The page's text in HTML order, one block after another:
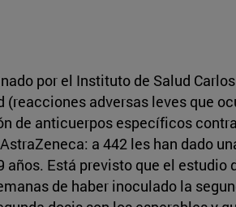
por el Instituto de Salud
(reacciones adversas leves que
de anticuerpos específicos
a 442 les han dado
años. Está previsto que el
de haber inoculado la